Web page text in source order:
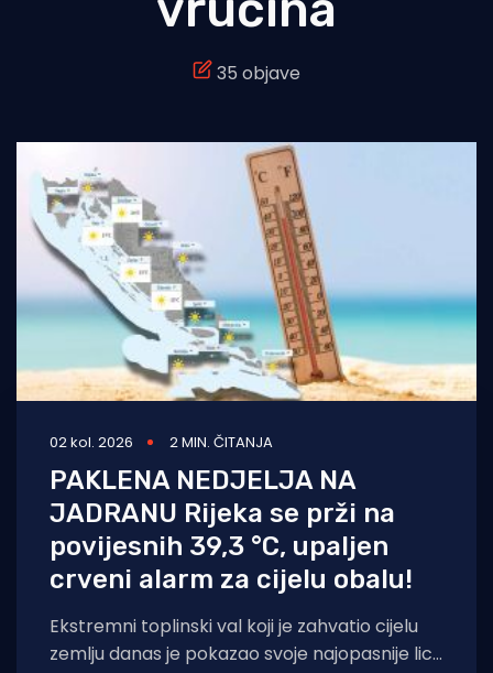
Turizam i nautika
Pomorstvo
Ribolov
Tradicija i kultura
35 objave
02 kol. 2026 2 MIN. ČITANJA
PAKLENA NEDJELJA NA
JADRANU Rijeka se prži na
povijesnih 39,3 °C, upaljen
crveni alarm za cijelu obalu!
Ekstremni toplinski val koji je zahvatio cijelu
zemlju danas je pokazao svoje najopasnije lice